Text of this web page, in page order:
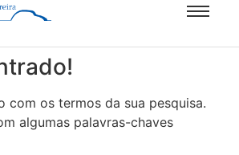
com os termos da sua pesquisa.
algumas palavras-chaves